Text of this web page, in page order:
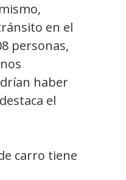
en el
personas,
haber
el
carro tiene